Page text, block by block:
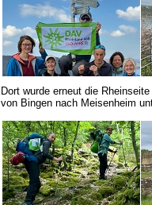
Dort wurde erneut die
von Bingen nach Meisenheim